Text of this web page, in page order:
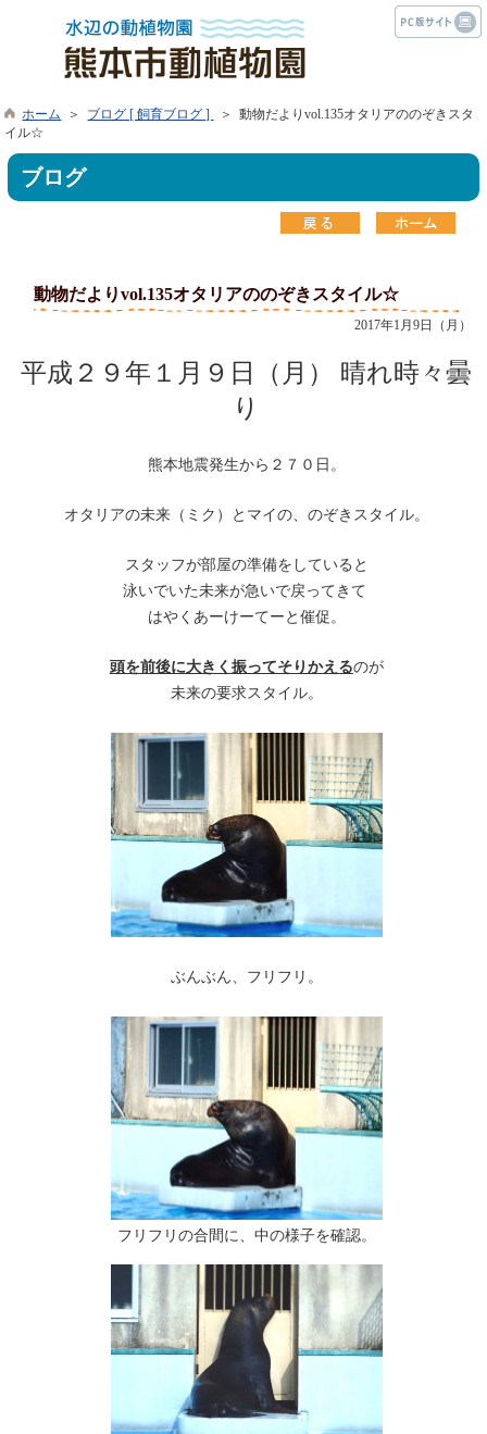
ホーム ＞ ブログ [ 飼育ブログ ]
＞ 動物だよりvol.135オタリアののぞきスタ
イル☆
ブログ
動物だよりvol.135オタリアののぞきスタイル☆
2017年1月9日（月）
平成２９年１月９日（月） 晴れ時々曇
り
熊本地震発生から２７０日。
オタリアの未来（ミク）とマイの、のぞきスタイル。
スタッフが部屋の準備をしていると
泳いでいた未来が急いで戻ってきて
はやくあーけーてーと催促。
頭を前後に大きく振ってそりかえるのが
未来の要求スタイル。
ぶんぶん、フリフリ。
フリフリの合間に、中の様子を確認。